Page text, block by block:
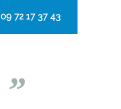
09 72 17 37 43